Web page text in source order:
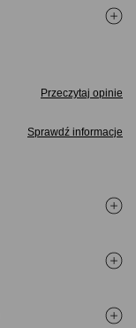
Przeczytaj opinie
Sprawdź informacje